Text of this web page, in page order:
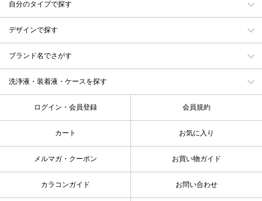
自分のタイプで探す
デザインで探す
ブランド名でさがす
洗浄液・装着液・ケースを探す
ログイン・会員登録 会員規約
カート お気に入り
メルマガ・クーポン お買い物ガイド
カラコンガイド お問い合わせ